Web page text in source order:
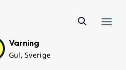
Varning
Gul, Sverige